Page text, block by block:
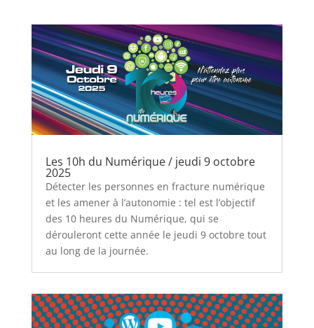
Les 10h du Numérique / jeudi 9 octobre
2025
Détecter les personnes en fracture numérique
et les amener à l’autonomie : tel est l’objectif
des 10 heures du Numérique, qui se
dérouleront cette année le jeudi 9 octobre tout
au long de la journée.